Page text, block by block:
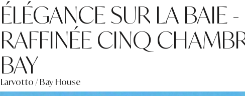
ÉLÉGANCE SUR LA BAIE
RAFFINÉE CINQ
BAY
Larvotto / Bay House